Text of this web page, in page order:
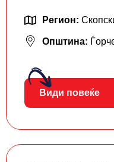
Регион:
Општина:
Види повеќе